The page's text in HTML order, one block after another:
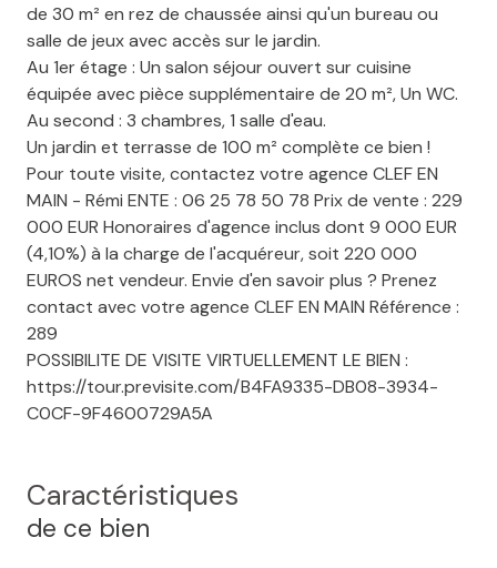
de 30 m² en rez de chaussée ainsi qu'un bureau ou
salle de jeux avec accès sur le jardin.
Au 1er étage : Un salon séjour ouvert sur cuisine
équipée avec pièce supplémentaire de 20 m², Un WC.
Au second : 3 chambres, 1 salle d'eau.
Un jardin et terrasse de 100 m² complète ce bien !
Pour toute visite, contactez votre agence CLEF EN
MAIN - Rémi ENTE : 06 25 78 50 78 Prix de vente : 229
000 EUR Honoraires d'agence inclus dont 9 000 EUR
(4,10%) à la charge de l'acquéreur, soit 220 000
EUROS net vendeur. Envie d'en savoir plus ? Prenez
contact avec votre agence CLEF EN MAIN Référence :
289
POSSIBILITE DE VISITE VIRTUELLEMENT LE BIEN :
https://tour.previsite.com/B4FA9335-DB08-3934-
C0CF-9F4600729A5A
Caractéristiques
de ce bien